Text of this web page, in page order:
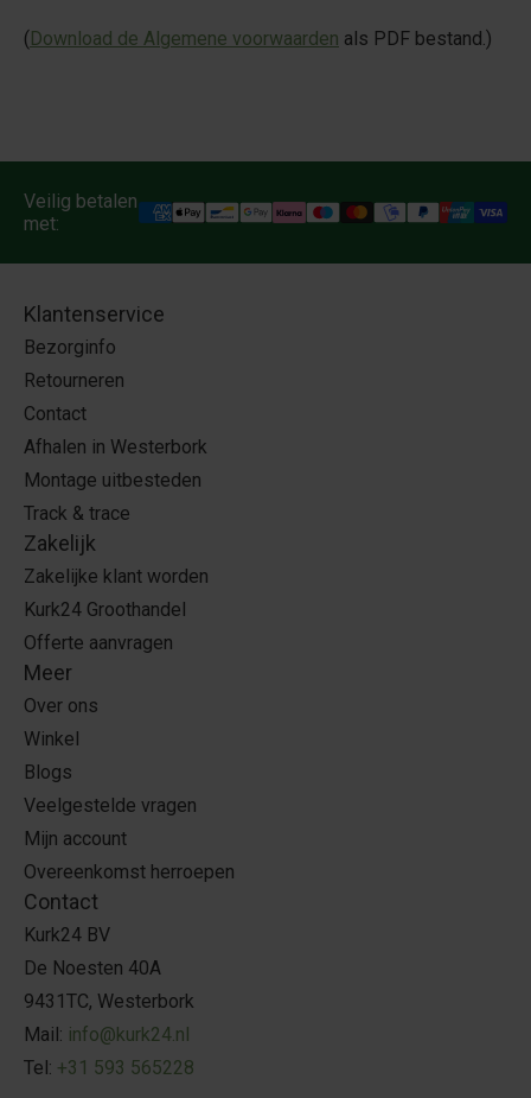
( Download de Algemene voorwaarden als PDF bestand.)
Veilig betalen
met:
Klantenservice
Bezorginfo
Retourneren
Contact
Afhalen in Westerbork
Montage uitbesteden
Track & trace
Zakelijk
Zakelijke klant worden
Kurk24 Groothandel
Offerte aanvragen
Meer
Over ons
Winkel
Blogs
Veelgestelde vragen
Mijn account
Overeenkomst herroepen
Contact
Kurk24 BV
De Noesten 40A
9431TC, Westerbork
Mail: info@kurk24.nl
Tel: +31 593 565228